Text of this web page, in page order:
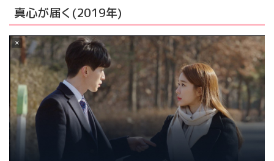
真心が届く(2019年)